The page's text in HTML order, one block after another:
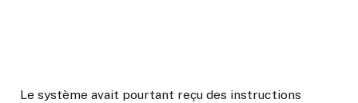
Le système avait pourtant reçu des instructions